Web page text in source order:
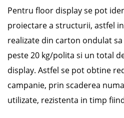
Pentru floor display se pot
proiectare a structurii, astfel
realizate din carton ondulat
peste 20 kg/polita si un total
display. Astfel se pot obtine
campanie, prin scaderea
utilizate, rezistenta in timp